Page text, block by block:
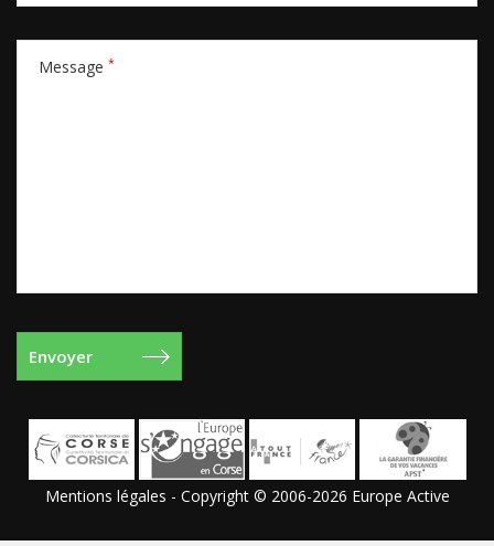
Message *
Mentions légales - Copyright © 2006-2026 Europe Active